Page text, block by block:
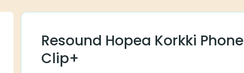
Resound Hopea Korkki Phone
Clip+